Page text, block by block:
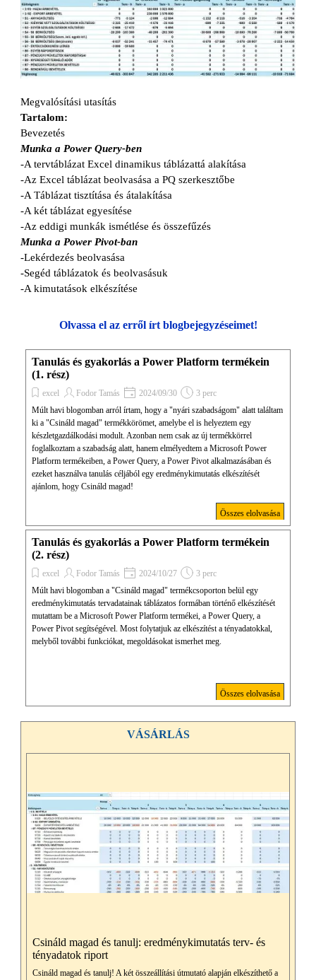
Megvalósítási utasítás
Tartalom:
Bevezetés
Munka a Power Query-ben
-A tervtáblázat Excel dinamikus táblázattá alakítása
-Az Excel táblázat beolvasása a PQ szerkesztőbe
-A Táblázat tisztítása és átalakítása
-A két táblázat egyesítése
-Az eddigi munkák ismétlése és összefűzés
Munka a Power Pivot-ban
-Lekérdezés beolvasása
-Segéd táblázatok és beolvasásuk
-A kimutatások elkészítése
Olvassa el az erről írt blogbejegyzéseimet!
Tanulás és gyakorlás a Power Platform termékein
(1. rész)
excel Fodor Tamás 2024/09/30
3 perc
Múlt havi blogomban arról írtam, hogy a "nyári szabadságom" alatt találtam
ki a "Csináld magad" termékkörömet, amelybe el is helyeztem egy
készletgazdálkodási modult. Azonban nem csak az új termékkörrel
foglalkoztam a szabadság alatt, hanem elmélyedtem a Microsoft Power
Platform termékeiben, a Power Query, a Power Pivot alkalmazásában és
ezeket használva tanulás céljából egy eredménykimutatás elkészítését
ajánlom, hogy Csináld magad!
Összes elolvasása
Tanulás és gyakorlás a Power Platform termékein
(2. rész)
excel Fodor Tamás 2024/10/27
3 perc
Múlt havi blogomban a "Csináld magad" termékcsoporton belül egy
eredménykimutatás tervadatainak táblázatos formában történő elkészítését
mutattam be a Microsoft Power Platform termékei, a Power Query, a
Power Pivot segítségével. Most folytatjuk az elkészítést a tényadatokkal,
melyből további funkciókat, megoldásokat ismerhet meg.
Összes elolvasása
VÁSÁRLÁS
Csináld magad és tanulj: eredménykimutatás terv- és
tényadatok riport
Csináld magad és tanulj! A két összeállítási útmutató alapján elkészíthető a